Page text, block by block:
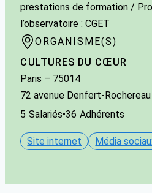
prestations de formation /
l’observatoire : CGET
ORGANISME(S)
CULTURES DU CŒUR
Paris – 75014
72 avenue Denfert-Rochereau
5 Salariés•36 Adhérents
Site internet Média